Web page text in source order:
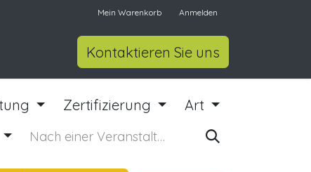
Mein Warenkorb Anmelden
Kontaktieren Sie uns
Zertifizierung
Art